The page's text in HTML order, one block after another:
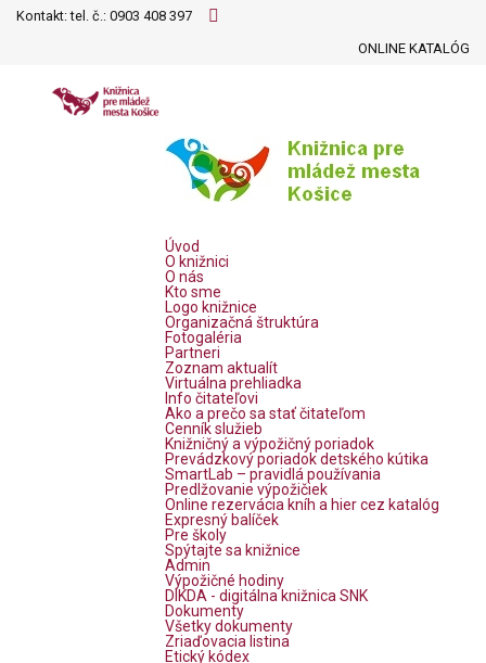
Kontakt: tel. č.: 0903 408 397
ONLINE KATALÓG
Úvod
O knižnici
O nás
Kto sme
Logo knižnice
Organizačná štruktúra
Fotogaléria
Partneri
Zoznam aktualít
Virtuálna prehliadka
Info čitateľovi
Ako a prečo sa stať čitateľom
Cenník služieb
Knižničný a výpožičný poriadok
Prevádzkový poriadok detského kútika
SmartLab – pravidlá používania
Predlžovanie výpožičiek
Online rezervácia kníh a hier cez katalóg
Expresný balíček
Pre školy
Spýtajte sa knižnice
Admin
Výpožičné hodiny
DIKDA - digitálna knižnica SNK
Dokumenty
Všetky dokumenty
Zriaďovacia listina
Etický kódex